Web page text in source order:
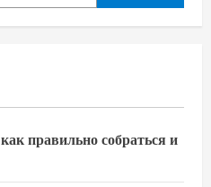
правильно собраться и